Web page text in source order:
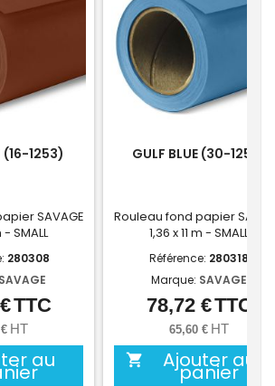
(16-1253)
SAVAGE
- SMALL
280308
SAVAGE
PrixTTC
HT
au
GULF BLUE (30-1253)
Rouleau fond papier
1,36 x 11 m - SMALL
Référence: 280318
Marque: SAVAGE
Prix
78,72 €TTC
65,60 € HT
 Ajouter au
panier